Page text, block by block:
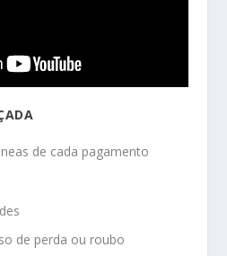
de cada pagamento
de perda ou roubo